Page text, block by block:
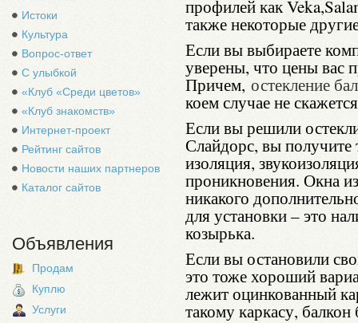
Истоки
Культура
Вопрос-ответ
С улыбкой
«Клуб «Среди цветов»
«Клуб знакомств»
Интернет-проект
Рейтинг сайтов
Новости наших партнеров
Каталог сайтов
Объявления
Продам
Куплю
Услуги
профилей как
также некоторые
Если вы выбираете
уверены, что цены вас
Причем, остекление
коем случае не
Если вы решили
Слайдорс, вы получите
изоляция,
проникновения. Окна
никакого
для установки – это
козырька.
Если вы остановили
это тоже хороший
лежит оцинкованный
такому каркасу,